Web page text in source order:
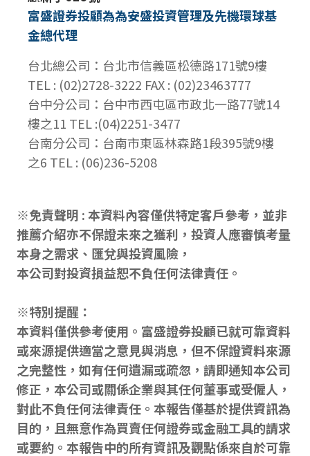
富盛證券投顧為為安盛投資管理及先機環球基
金總代理
台北總公司：台北市信義區松德路171號9樓
TEL : (02)2728-3222 FAX : (02)23463777
台中分公司：台中市西屯區市政北一路77號14
樓之11 TEL :(04)2251-3477
台南分公司：台南市東區林森路1段395號9樓
之6 TEL : (06)236-5208
※免責聲明 : 本資料內容僅供特定客戶參考，並非
推薦介紹亦不保證未來之獲利，投資人應審慎考量
本身之需求、匯兌與投資風險，
本公司對投資損益恕不負任何法律責任。
※特別提醒：
本資料僅供參考使用。富盛證券投顧已就可靠資料
或來源提供適當之意見與消息，但不保證資料來源
之完整性，如有任何遺漏或疏忽，請即通知本公司
修正，本公司或關係企業與其任何董事或受僱人，
對此不負任何法律責任。本報告僅基於提供資訊為
目的，且無意作為買賣任何證券或金融工具的請求
或要約。本報告中的所有資訊及觀點係來自於可靠